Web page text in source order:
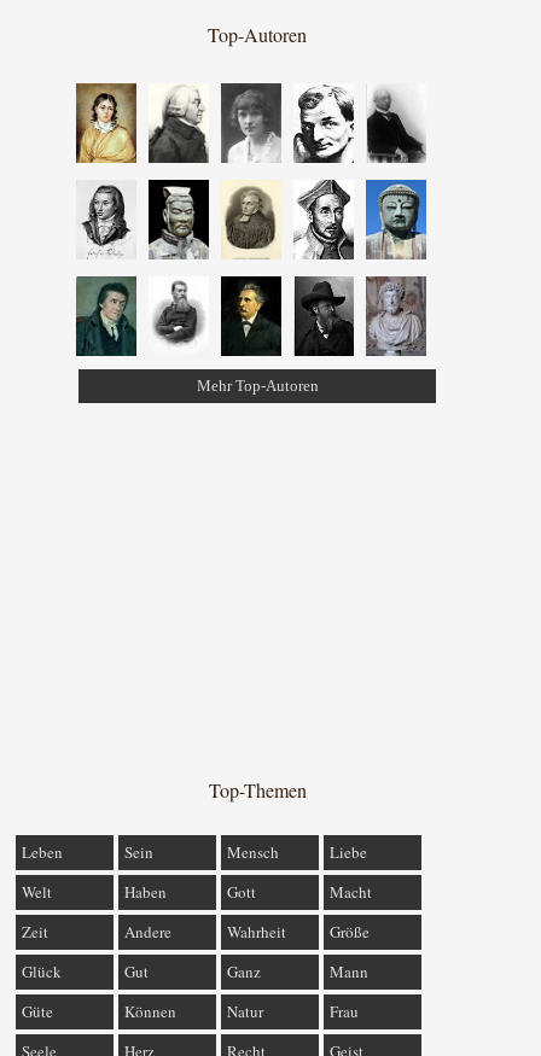
Top-Autoren
Mehr Top-Autoren
Top-Themen
Leben Sein Mensch
Liebe
Welt
Haben Gott
Macht
Zeit
Andere Wahrheit
Größe
Glück
Gut Ganz
Mann
Güte
Können Natur
Frau
Seele
Herz Recht Geist